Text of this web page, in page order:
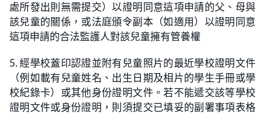
處所發出則無需提交）以證明同意這項申請的父、母與
該兒童的關係，或法庭頒令副本（如適用）以證明同意
這項申請的合法監護人對該兒童擁有管養權
5. 經學校蓋印認證並附有兒童照片的最近學校證明文件
（例如載有兒童姓名、出生日期及相片的學生手冊或學
校紀錄卡）或其他身份證明文件。若不能遞交該等學校
證明文件或身份證明，則須提交已填妥的副署事項表格